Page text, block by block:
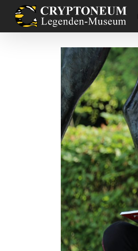
content
Zeige
grösseres
Bild